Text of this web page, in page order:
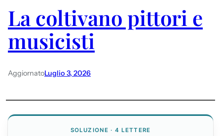
La coltivano pittori e
musicisti
AggiornatoLuglio 3, 2026
SOLUZIONE · 4 LETTERE